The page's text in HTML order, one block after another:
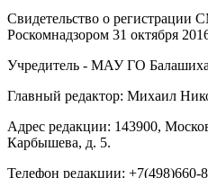
Свидетельство о
Роскомнадзором 31 октября
Учредитель - МАУ ГО
Главный редактор: Михаил
Адрес редакции: 143900,
Карбышева, д. 5.
Телефон редакции: +7(498)660-